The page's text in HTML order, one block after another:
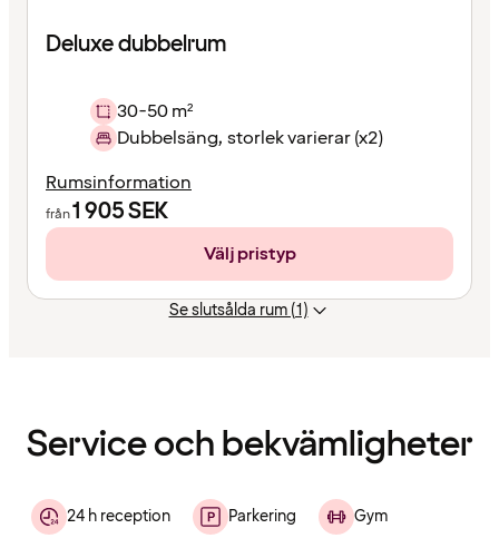
Deluxe dubbelrum
30-50 m²
Dubbelsäng, storlek varierar (x2)
Rumsinformation
från1 905SEK
Välj pristyp
Se slutsålda rum (1)
Service och bekvämligheter
24 h reception Parkering Gym